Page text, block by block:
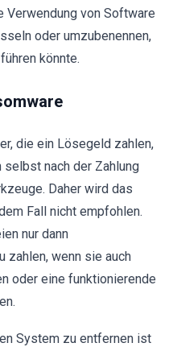
Verwendung von Software
oder umzubenennen,
könnte.
die ein Lösegeld zahlen,
nach der Zahlung
Daher wird das
Fall nicht empfohlen.
nur dann
zahlen, wenn sie auch
oder eine funktionierende
System zu entfernen ist